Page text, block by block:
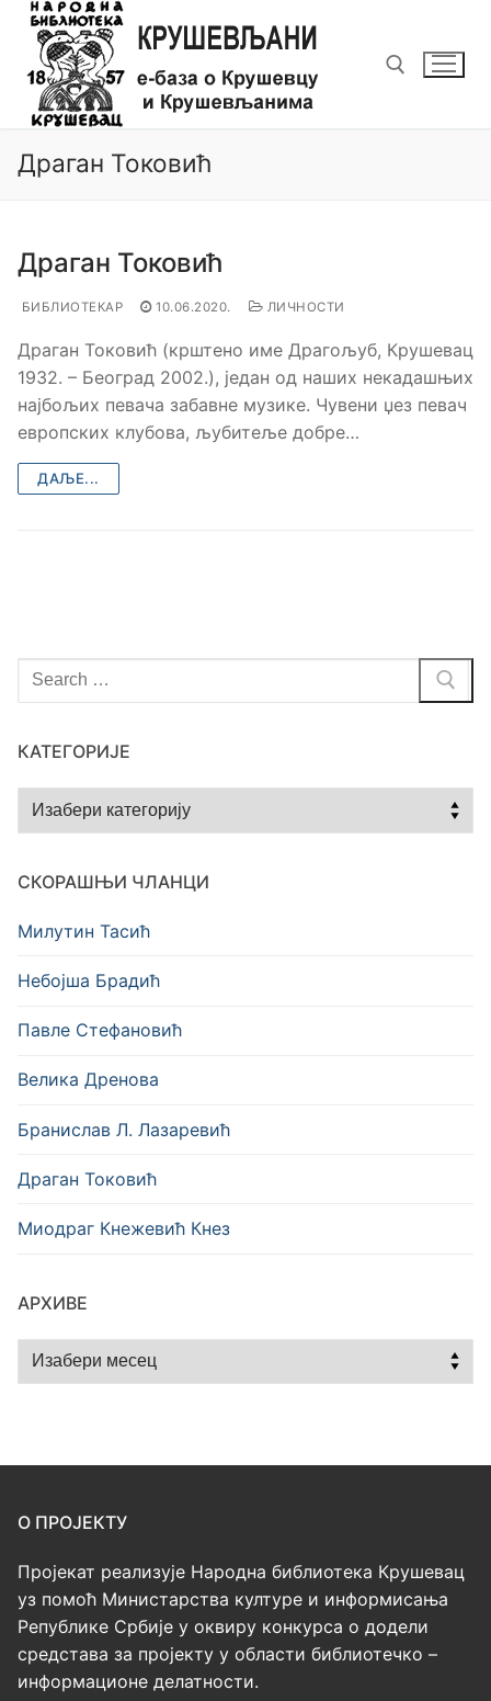
Прескочи
садржаја
Тражи за:
Драган Токовић
Драган Токовић
БИБЛИОТЕКАР 10.06.2020. ЛИЧНОСТИ
Драган Токовић (крштено име Драгољуб, Крушевац
1932. – Београд 2002.), један од наших некадашњих
најбољих певача забавне музике. Чувени џез певач
европских клубова, љубитеље добре…
ДАЉЕ...
Тражи
за:
КАТЕГОРИЈЕ
Категорије
СКОРАШЊИ ЧЛАНЦИ
Милутин Тасић
Небојша Брадић
Павле Стефановић
Велика Дренова
Бранислав Л. Лазаревић
Драган Токовић
Миодраг Кнежевић Кнез
АРХИВЕ
Архиве
О ПРОЈЕКТУ
Пројекат реализује Народна библиотека Крушевац
уз помоћ Министарства културе и информисања
Републике Србије у оквиру конкурса о додели
средстава за пројекту у области библиотечко –
информационе делатности.